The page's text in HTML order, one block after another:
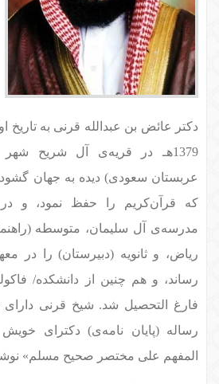
1379هـ در قریه‌ی آل شریح
عربستان سعودی) دیده به جهان
که قرآن‌کریم را حفظ نمود، و
مدرسه‌ی آل سلیمان، متوسطه
ریاض، و ثانویه (دبیرستان) را در
رساند، و هم چنین از دانشکده/
فارغ التحصیل شد. شیخ قرنی دارای
رساله (پایان نامه‌ی) دکترای
المفهم علی مختصر صحیح مسلم»